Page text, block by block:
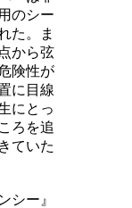
のシー
た。ま
から弦
険性が
に目線
にとっ
ろを追
ていた
シー』